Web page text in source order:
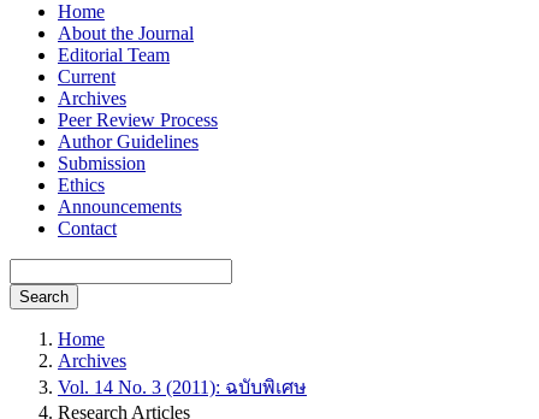
Home
About the Journal
Editorial Team
Current
Archives
Peer Review Process
Author Guidelines
Submission
Ethics
Announcements
Contact
Search
Home
Archives
Vol. 14 No. 3 (2011): ฉบับพิเศษ
Research Articles